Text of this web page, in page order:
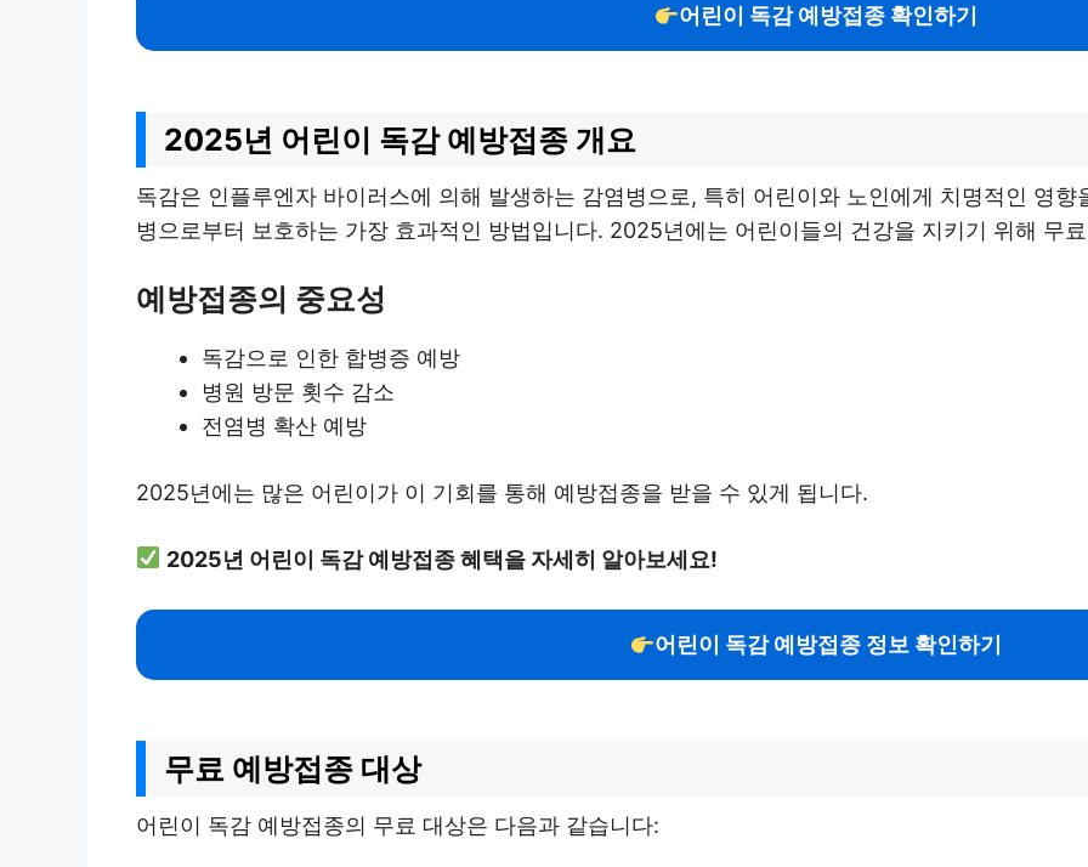
어린이 독감 예방접종 확인하기
2025년 어린이 독감 예방접종 개요
독감은 인플루엔자 바이러스에 의해 발생하는 감염병으로, 특히 어린이와 노인에게 치명적인 영
병으로부터 보호하는 가장 효과적인 방법입니다. 2025년에는 어린이들의 건강을 지키기 위해 무
예방접종의 중요성
독감으로 인한 합병증 예방
병원 방문 횟수 감소
전염병 확산 예방
2025년에는 많은 어린이가 이 기회를 통해 예방접종을 받을 수 있게 됩니다.
2025년 어린이 독감 예방접종 혜택을 자세히 알아보세요!
어린이 독감 예방접종 정보 확인하기
무료 예방접종 대상
어린이 독감 예방접종의 무료 대상은 다음과 같습니다: